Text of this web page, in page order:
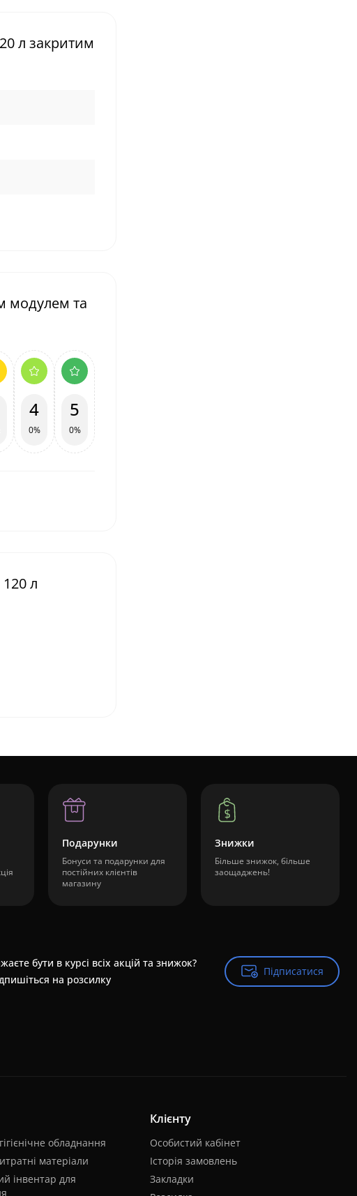
л закритим
модулем та
4
0%
5
0%
л
Подарунки
Бонуси та подарунки для
постійних клієнтів
магазину
Знижки
Більше знижок, більше
заощаджень!
бути в курсі всіх акцій та знижок?
на розсилку
Підписатися
Підписатися
обладнання
матеріали
інвентар для
Клієнту
Особистий кабінет
Історія замовлень
Закладки